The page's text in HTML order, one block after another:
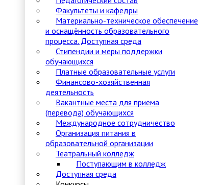
Факультеты и кафедры
Материально-техническое обеспечение
и оснащённость образовательного
процесса. Доступная среда
Стипендии и меры поддержки
обучающихся
Платные образовательные услуги
Финансово-хозяйственная
деятельность
Вакантные места для приема
(перевода) обучающихся
Международное сотрудничество
Организация питания в
образовательной организации
Театральный колледж
Поступающим в колледж
Доступная среда